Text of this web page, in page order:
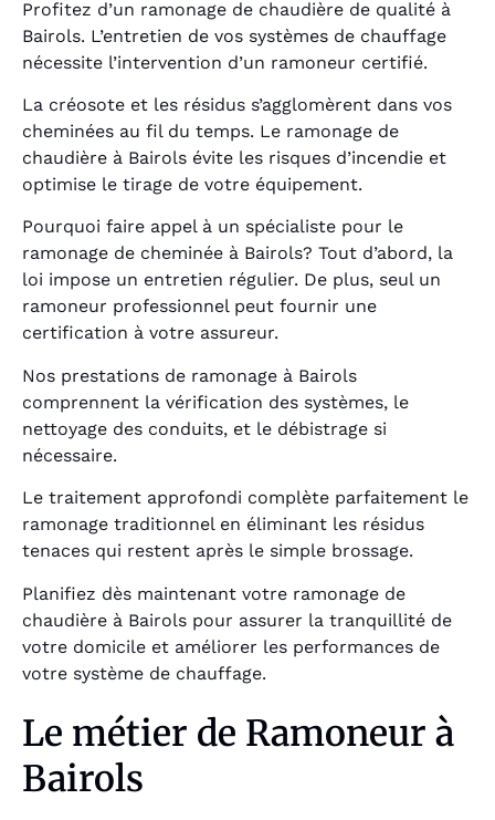
Profitez d’un ramonage de chaudière de qualité à
Bairols. L’entretien de vos systèmes de chauffage
nécessite l’intervention d’un ramoneur certifié.
La créosote et les résidus s’agglomèrent dans vos
cheminées au fil du temps. Le ramonage de
chaudière à Bairols évite les risques d’incendie et
optimise le tirage de votre équipement.
Pourquoi faire appel à un spécialiste pour le
ramonage de cheminée à Bairols? Tout d’abord, la
loi impose un entretien régulier. De plus, seul un
ramoneur professionnel peut fournir une
certification à votre assureur.
Nos prestations de ramonage à Bairols
comprennent la vérification des systèmes, le
nettoyage des conduits, et le débistrage si
nécessaire.
Le traitement approfondi complète parfaitement le
ramonage traditionnel en éliminant les résidus
tenaces qui restent après le simple brossage.
Planifiez dès maintenant votre ramonage de
chaudière à Bairols pour assurer la tranquillité de
votre domicile et améliorer les performances de
votre système de chauffage.
Le métier de Ramoneur à
Bairols